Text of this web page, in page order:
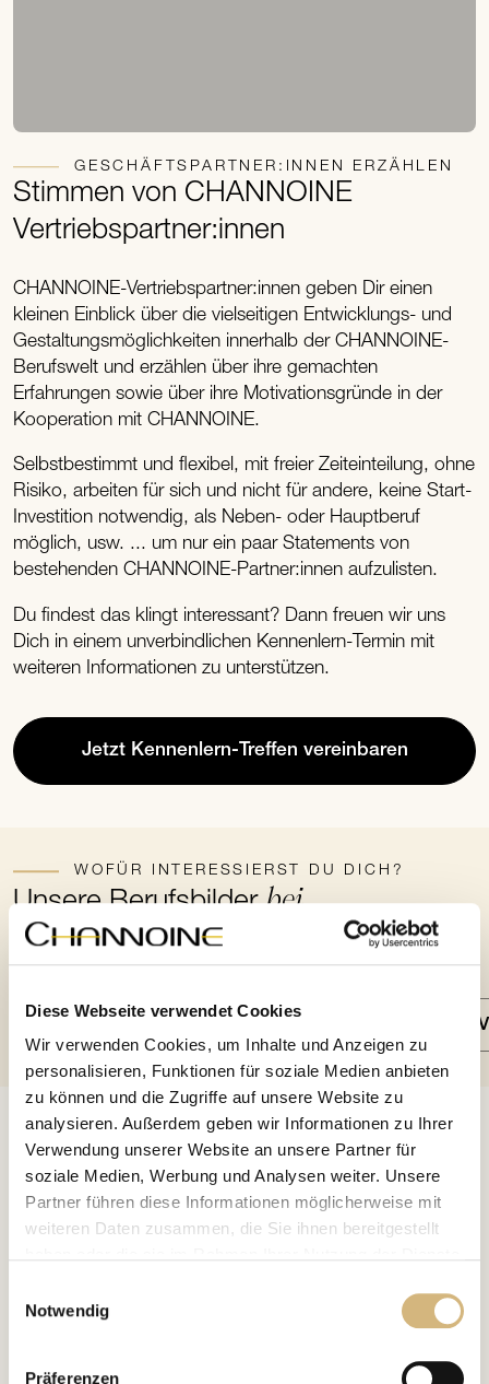
Diese Webseite verwendet Cookies
Wir verwenden Cookies, um Inhalte und Anzeigen zu
personalisieren, Funktionen für soziale Medien anbieten
zu können und die Zugriffe auf unsere Website zu
analysieren. Außerdem geben wir Informationen zu Ihrer
Verwendung unserer Website an unsere Partner für
soziale Medien, Werbung und Analysen weiter. Unsere
Partner führen diese Informationen möglicherweise mit
weiteren Daten zusammen, die Sie ihnen bereitgestellt
und im
mehr darüber, wer wir sind, wie Sie uns
Notwendig
Präferenzen
GESCHÄFTSPARTNER:INNEN ERZÄHLEN
Stimmen von CHANNOINE
Vertriebspartner:innen
CHANNOINE-Vertriebspartner:innen geben Dir einen
kleinen Einblick über die vielseitigen Entwicklungs- und
Gestaltungsmöglichkeiten innerhalb der CHANNOINE-
Berufswelt und erzählen über ihre gemachten
Erfahrungen sowie über ihre Motivationsgründe in der
Kooperation mit CHANNOINE.
Selbstbestimmt und flexibel, mit freier Zeiteinteilung, ohne
Risiko, arbeiten für sich und nicht für andere, keine Start-
Investition notwendig, als Neben- oder Hauptberuf
möglich, usw. ... um nur ein paar Statements von
bestehenden CHANNOINE-Partner:innen aufzulisten.
Du findest das klingt interessant? Dann freuen wir uns
Dich in einem unverbindlichen Kennenlern-Termin mit
weiteren Informationen zu unterstützen.
Jetzt Kennenlern-Treffen vereinbaren
WOFÜR INTERESSIERST DU DICH?
Unsere Berufsbilderbei
CHANNOINE
NOBUSAN